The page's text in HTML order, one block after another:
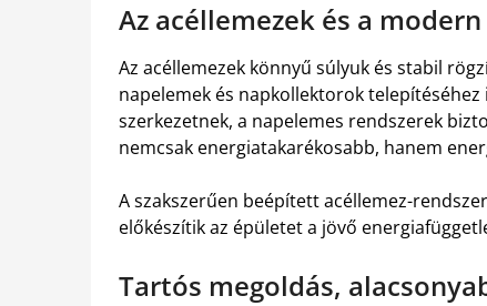
Az acéllemezek és a
Az acéllemezek könnyű súlyuk és stabil
napelemek és napkollektorok
szerkezetnek, a napelemes rendszerek
nemcsak energiatakarékosabb, hanem
A szakszerűen beépített acéllemez-
előkészítik az épületet a jövő
Tartós megoldás,